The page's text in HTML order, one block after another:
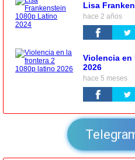
Lisa
hace 2 años
Violencia en
2026
hace 5 meses